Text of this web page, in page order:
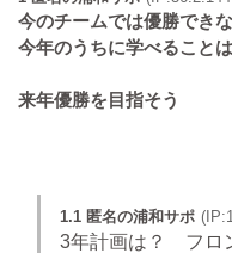
今のチームでは優勝でき
今年のうちに学べること
来年優勝を目指そう
1.1 匿名の浦和サポ
3年計画は？ フロ